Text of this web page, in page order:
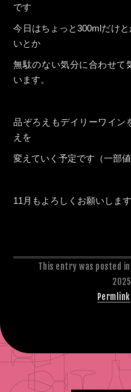
です
今日はちょっと300mlだけ
いとか
無駄のない気分に合わせて
います。
品ぞろえもデイリーワイン
えを
変えていく予定です（一部
11月もよろしくお願いします
This entry was posted in
Permlink